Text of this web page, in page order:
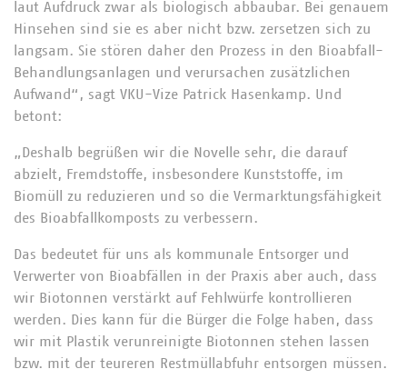
laut Aufdruck zwar als biologisch abbaubar. Bei genauem
Hinsehen sind sie es aber nicht bzw. zersetzen sich zu
langsam. Sie stören daher den Prozess in den Bioabfall-
Behandlungsanlagen und verursachen zusätzlichen
Aufwand“, sagt VKU-Vize Patrick Hasenkamp. Und
betont:
„Deshalb begrüßen wir die Novelle sehr, die darauf
abzielt, Fremdstoffe, insbesondere Kunststoffe, im
Biomüll zu reduzieren und so die Vermarktungsfähigkeit
des Bioabfallkomposts zu verbessern.
Das bedeutet für uns als kommunale Entsorger und
Verwerter von Bioabfällen in der Praxis aber auch, dass
wir Biotonnen verstärkt auf Fehlwürfe kontrollieren
werden. Dies kann für die Bürger die Folge haben, dass
wir mit Plastik verunreinigte Biotonnen stehen lassen
bzw. mit der teureren Restmüllabfuhr entsorgen müssen.